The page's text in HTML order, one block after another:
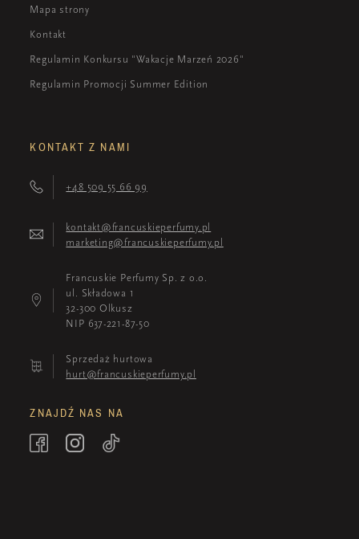
Mapa strony
Kontakt
Regulamin Konkursu "Wakacje Marzeń 2026"
Regulamin Promocji Summer Edition
KONTAKT Z NAMI
+48 509 55 66 99
kontakt@francuskieperfumy.pl
marketing@francuskieperfumy.pl
Francuskie Perfumy Sp. z o.o.
ul. Składowa 1
32-300 Olkusz
NIP 637-221-87-50
Sprzedaż hurtowa
hurt@francuskieperfumy.pl
ZNAJDŹ NAS NA